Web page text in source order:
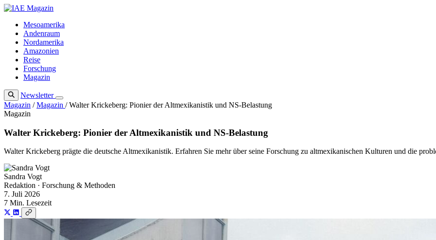
Zum
springenMesoamerika
Andenraum
Nordamerika
Amazonien
Reise
Forschung
Magazin
Newsletter
Magazin / Magazin / Walter Krickeberg: Pionier der Altmexikanistik und NS-Belastung
Magazin
Walter Krickeberg: Pionier der Altmexikanistik und NS-Belastung
Walter Krickeberg prägte die deutsche Altmexikanistik. Erfahren Sie mehr über seine Forschung zu altmexikanischen Kulturen und die
Sandra Vogt
Redaktion · Forschung & Methoden
7. Juli 2026
7 Min. Lesezeit